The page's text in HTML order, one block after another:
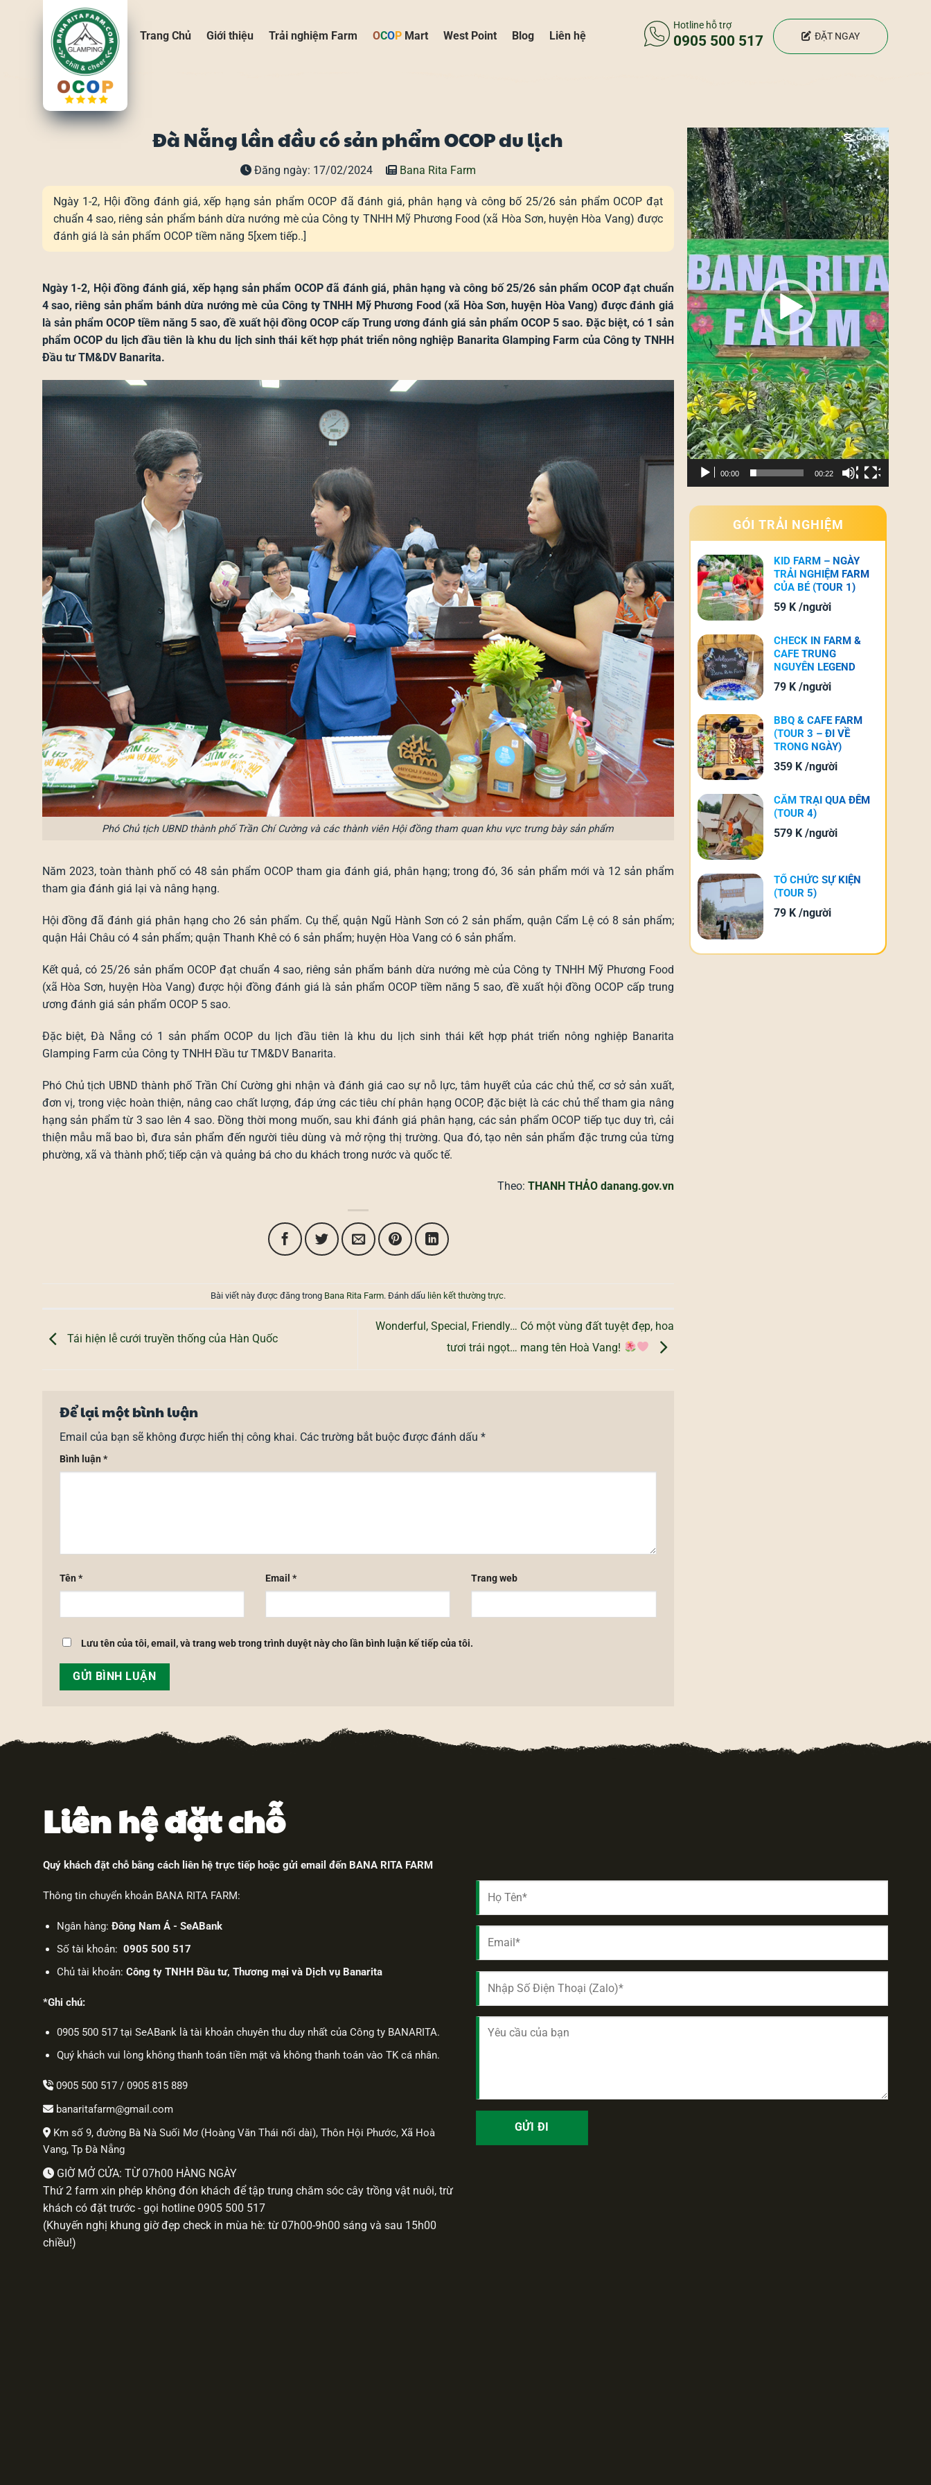
Trang Chủ Giới thiệu Trải nghiệm Farm OCOPMart West Point Blog Liên hệ
Hotline hỗ trợ
0905 500 517 ĐẶT NGAY
Đà Nẵng lần đầu có sản phẩm OCOP du lịch
Đăng ngày: 17/02/2024 Bana Rita Farm
Ngày 1-2, Hội đồng đánh giá, xếp hạng sản phẩm OCOP đã đánh giá, phân hạng và công bố 25/26 sản phẩm OCOP đạt
chuẩn 4 sao, riêng sản phẩm bánh dừa nướng mè của Công ty TNHH Mỹ Phương Food (xã Hòa Sơn, huyện Hòa Vang) được
đánh giá là sản phẩm OCOP tiềm năng 5[xem tiếp..]
Ngày 1-2, Hội đồng đánh giá, xếp hạng sản phẩm OCOP đã đánh giá, phân hạng và công bố 25/26 sản phẩm OCOP đạt chuẩn
4 sao, riêng sản phẩm bánh dừa nướng mè của Công ty TNHH Mỹ Phương Food (xã Hòa Sơn, huyện Hòa Vang) được đánh giá
là sản phẩm OCOP tiềm năng 5 sao, đề xuất hội đồng OCOP cấp Trung ương đánh giá sản phẩm OCOP 5 sao. Đặc biệt, có 1 sản
phẩm OCOP du lịch đầu tiên là khu du lịch sinh thái kết hợp phát triển nông nghiệp Banarita Glamping Farm của Công ty TNHH
Đầu tư TM&DV Banarita.
Phó Chủ tịch UBND thành phố Trần Chí Cường và các thành viên Hội đồng tham quan khu vực trưng bày sản phẩm
Năm 2023, toàn thành phố có 48 sản phẩm OCOP tham gia đánh giá, phân hạng; trong đó, 36 sản phẩm mới và 12 sản phẩm
tham gia đánh giá lại và nâng hạng.
Hội đồng đã đánh giá phân hạng cho 26 sản phẩm. Cụ thể, quận Ngũ Hành Sơn có 2 sản phẩm, quận Cẩm Lệ có 8 sản phẩm;
quận Hải Châu có 4 sản phẩm; quận Thanh Khê có 6 sản phẩm; huyện Hòa Vang có 6 sản phẩm.
Kết quả, có 25/26 sản phẩm OCOP đạt chuẩn 4 sao, riêng sản phẩm bánh dừa nướng mè của Công ty TNHH Mỹ Phương Food
(xã Hòa Sơn, huyện Hòa Vang) được hội đồng đánh giá là sản phẩm OCOP tiềm năng 5 sao, đề xuất hội đồng OCOP cấp trung
ương đánh giá sản phẩm OCOP 5 sao.
Đặc biệt, Đà Nẵng có 1 sản phẩm OCOP du lịch đầu tiên là khu du lịch sinh thái kết hợp phát triển nông nghiệp Banarita
Glamping Farm của Công ty TNHH Đầu tư TM&DV Banarita.
Phó Chủ tịch UBND thành phố Trần Chí Cường ghi nhận và đánh giá cao sự nỗ lực, tâm huyết của các chủ thể, cơ sở sản xuất,
đơn vị, trong việc hoàn thiện, nâng cao chất lượng, đáp ứng các tiêu chí phân hạng OCOP, đặc biệt là các chủ thể tham gia nâng
hạng sản phẩm từ 3 sao lên 4 sao. Đồng thời mong muốn, sau khi đánh giá phân hạng, các sản phẩm OCOP tiếp tục duy trì, cải
thiện mẫu mã bao bì, đưa sản phẩm đến người tiêu dùng và mở rộng thị trường. Qua đó, tạo nên sản phẩm đặc trưng của từng
phường, xã và thành phố; tiếp cận và quảng bá cho du khách trong nước và quốc tế.
Theo: THANH THẢO danang.gov.vn
Bài viết này được đăng trong Bana Rita Farm. Đánh dấu liên kết thường trực.
Tái hiện lễ cưới truyền thống của Hàn Quốc
Wonderful, Special, Friendly… Có một vùng đất tuyệt đẹp, hoa
tươi trái ngọt… mang tên Hoà Vang!
Để lại một bình luận
Email của bạn sẽ không được hiển thị công khai. Các trường bắt buộc được đánh dấu *
Bình luận *
Tên * Email * Trang web
Lưu tên của tôi, email, và trang web trong trình duyệt này cho lần bình luận kế tiếp của tôi.
Trình
chơi
Video
00:00 00:22
GÓI TRẢI NGHIỆM
KID FARM – NGÀY
TRẢI NGHIỆM FARM
CỦA BÉ (TOUR 1)
59 K /người
CHECK IN FARM &
CAFE TRUNG
NGUYÊN LEGEND
(TOUR 2)
79 K /người
BBQ & CAFE FARM
(TOUR 3 – ĐI VỀ
TRONG NGÀY)
359 K /người
CẮM TRẠI QUA ĐÊM
(TOUR 4)
579 K /người
TỔ CHỨC SỰ KIỆN
(TOUR 5)
79 K /người
Liên hệ đặt chỗ
Quý khách đặt chỗ bằng cách liên hệ trực tiếp hoặc gửi email đến BANA RITA FARM
Thông tin chuyển khoản BANA RITA FARM:
Ngân hàng: Đông Nam Á - SeABank
Số tài khoản: 0905 500 517
Chủ tài khoản: Công ty TNHH Đầu tư, Thương mại và Dịch vụ Banarita
*Ghi chú:
0905 500 517 tại SeABank là tài khoản chuyên thu duy nhất của Công ty BANARITA.
Quý khách vui lòng không thanh toán tiền mặt và không thanh toán vào TK cá nhân.
0905 500 517 / 0905 815 889
banaritafarm@gmail.com
Km số 9, đường Bà Nà Suối Mơ (Hoàng Văn Thái nối dài), Thôn Hội Phước, Xã Hoà
Vang, Tp Đà Nẵng
GIỜ MỞ CỬA: TỪ 07h00 HÀNG NGÀY
Thứ 2 farm xin phép không đón khách để tập trung chăm sóc cây trồng vật nuôi, trừ
khách có đặt trước - gọi hotline 0905 500 517
(Khuyến nghị khung giờ đẹp check in mùa hè: từ 07h00-9h00 sáng và sau 15h00
chiều!)